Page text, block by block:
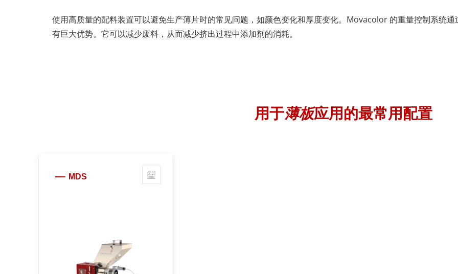
使用高质量的配料装置可以避免生产薄片时的常见问题，如颜色变化和厚度变化。Movacolor 的重量控制系统
有巨大优势。它可以减少废料，从而减少挤出过程中添加剂的消耗。
用于薄板应用的最常用配置
MDS